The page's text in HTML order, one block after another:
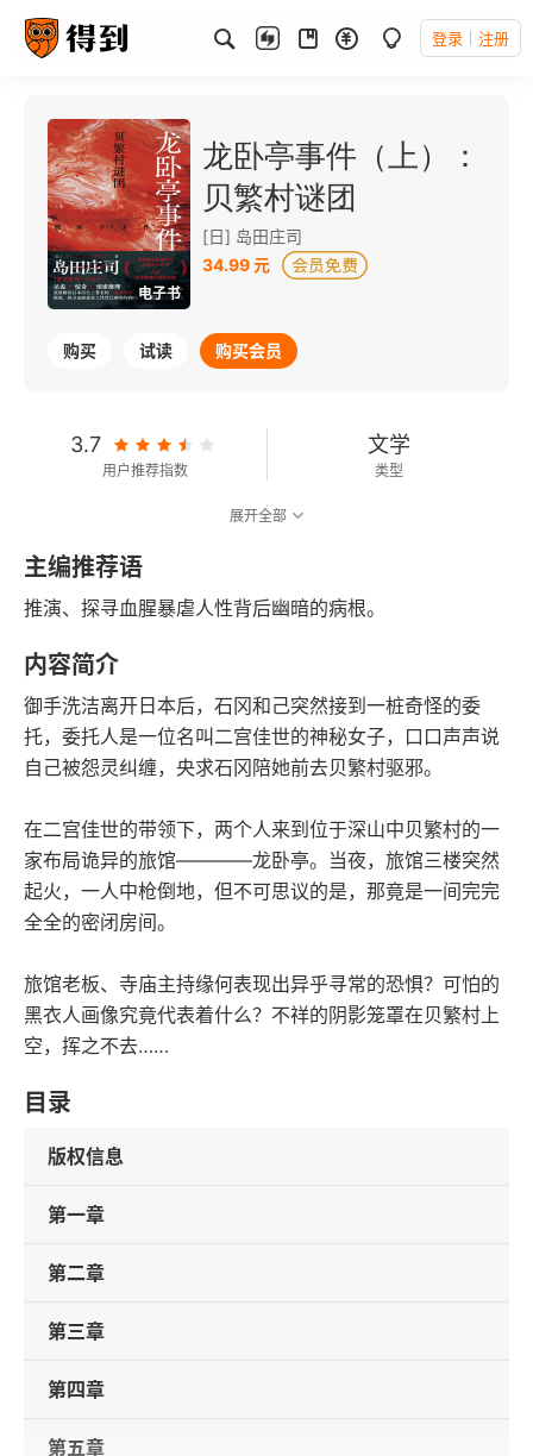
登录 注册
电子书
龙卧亭事件（上）：
贝繁村谜团
[日] 岛田庄司
34.99 元
购买 试读 购买会员
3.7
用户推荐指数
文学
类型
189千字
字数
2024-04-01
发行日期
展开全部
主编推荐语
推演、探寻血腥暴虐人性背后幽暗的病根。
内容简介
御手洗洁离开日本后，石冈和己突然接到一桩奇怪的委
托，委托人是一位名叫二宫佳世的神秘女子，口口声声说
自己被怨灵纠缠，央求石冈陪她前去贝繁村驱邪。
在二宫佳世的带领下，两个人来到位于深山中贝繁村的一
家布局诡异的旅馆————龙卧亭。当夜，旅馆三楼突然
起火，一人中枪倒地，但不可思议的是，那竟是一间完完
全全的密闭房间。
旅馆老板、寺庙主持缘何表现出异乎寻常的恐惧？可怕的
黑衣人画像究竟代表着什么？不祥的阴影笼罩在贝繁村上
空，挥之不去……
目录
版权信息
第一章
第二章
第三章
第四章
第五章